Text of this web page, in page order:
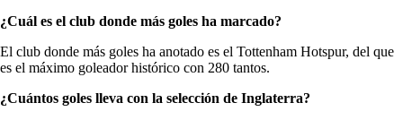
¿Cuál es el club donde más goles ha marcado?
El club donde más goles ha anotado es el Tottenham Hotspur, del que
es el máximo goleador histórico con 280 tantos.
¿Cuántos goles lleva con la selección de Inglaterra?